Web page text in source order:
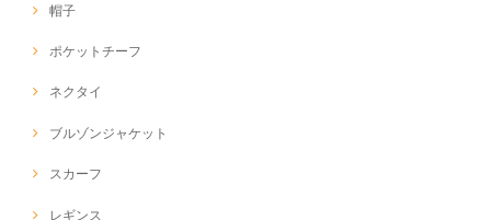
帽子
ポケットチーフ
ネクタイ
ブルゾンジャケット
スカーフ
レギンス